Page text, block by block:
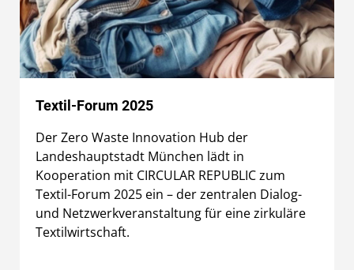
Textil-Forum 2025
Der Zero Waste Innovation Hub der
Landeshauptstadt München lädt in
Kooperation mit CIRCULAR REPUBLIC zum
Textil-Forum 2025 ein – der zentralen Dialog-
und Netzwerkveranstaltung für eine zirkuläre
Textilwirtschaft.